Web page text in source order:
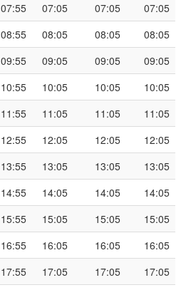
07:55 07:05 07:05
07:05
08:55 08:05 08:05
08:05
09:55 09:05 09:05
09:05
10:55 10:05 10:05
10:05
11:55 11:05 11:05
11:05
12:55 12:05 12:05
12:05
13:55 13:05 13:05
13:05
14:55 14:05 14:05
14:05
15:55 15:05 15:05
15:05
16:55 16:05 16:05
16:05
17:55 17:05 17:05
17:05